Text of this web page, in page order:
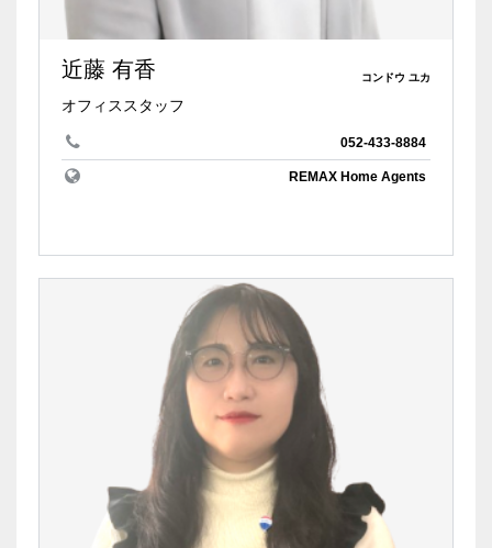
近藤 有香 コンドウ ユカ
オフィススタッフ
052-433-8884
REMAX Home Agents